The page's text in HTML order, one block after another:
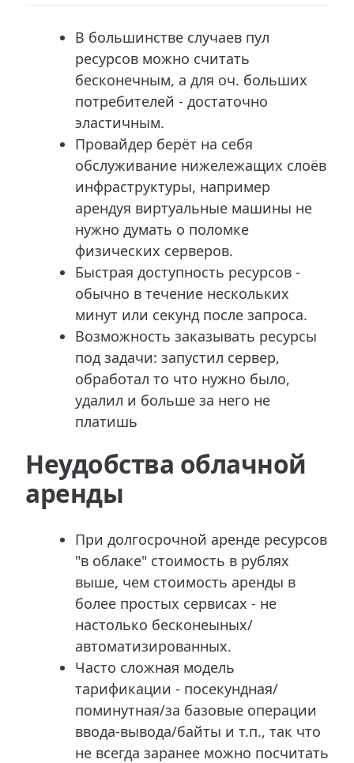
В большинстве случаев пул
ресурсов можно считать
бесконечным, а для оч. больших
потребителей - достаточно
эластичным.
Провайдер берёт на себя
обслуживание нижележащих слоёв
инфраструктуры, например
арендуя виртуальные машины не
нужно думать о поломке
физических серверов.
Быстрая доступность ресурсов -
обычно в течение нескольких
минут или секунд после запроса.
Возможность заказывать ресурсы
под задачи: запустил сервер,
обработал то что нужно было,
удалил и больше за него не
платишь
Неудобства облачной
аренды
При долгосрочной аренде ресурсов
"в облаке" стоимость в рублях
выше, чем стоимость аренды в
более простых сервисах - не
настолько бесконеыных/
автоматизированных.
Часто сложная модель
тарификации - посекундная/
поминутная/за базовые операции
ввода-вывода/байты и т.п., так что
не всегда заранее можно посчитать